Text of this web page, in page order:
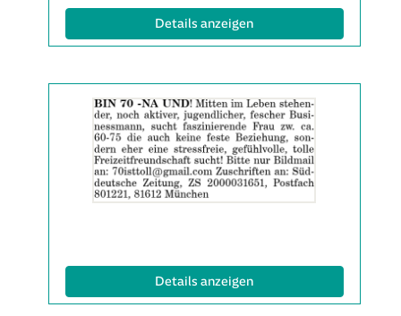
|
Info:
Details anzeigen(ID: 2061869)
der
Anzeige
2061871
anzeigen
|
Info:
Details anzeigen(ID: 2061871)